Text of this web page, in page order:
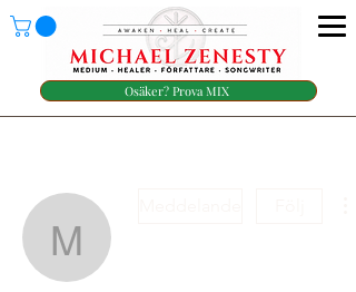
Osäker? Prova MIX
mikaela.nynas